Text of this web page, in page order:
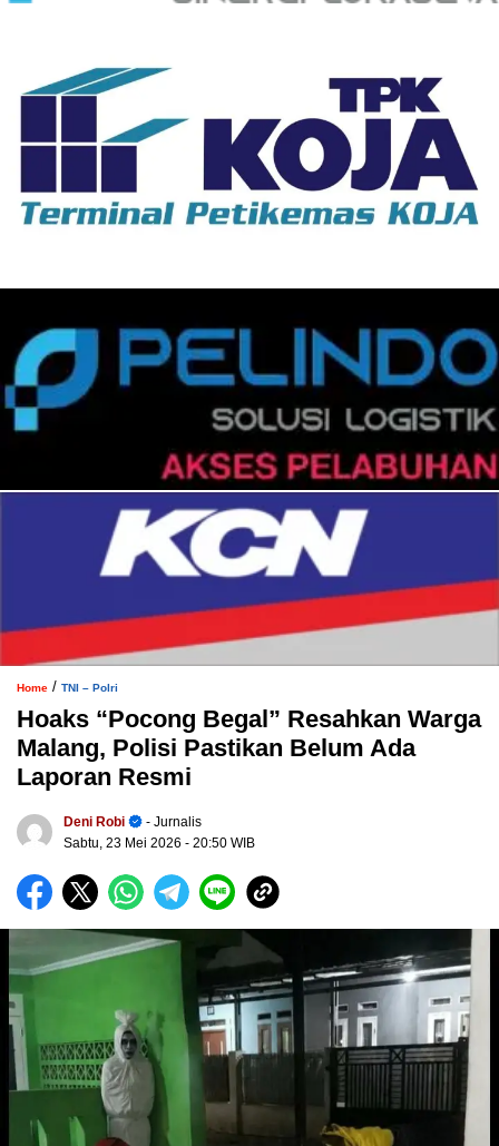
Home / TNI – Polri
Hoaks “Pocong Begal” Resahkan Warga
Malang, Polisi Pastikan Belum Ada
Laporan Resmi
Deni Robi
- Jurnalis
Sabtu, 23 Mei 2026 - 20:50 WIB